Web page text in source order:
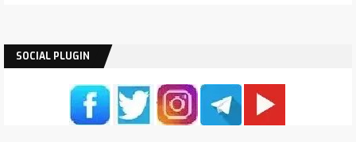
SOCIAL PLUGIN